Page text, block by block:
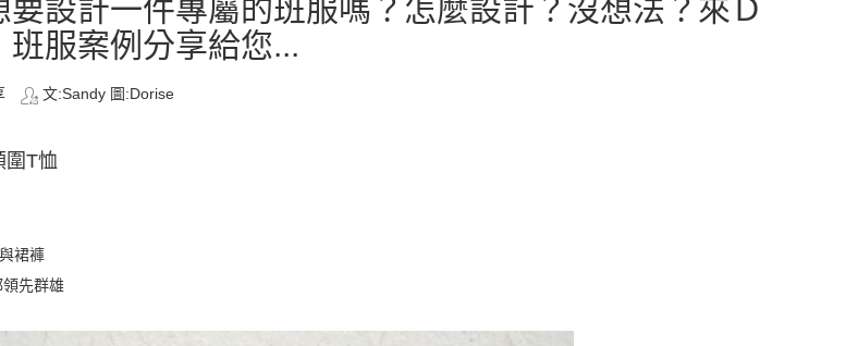
要設計一件專屬的班服嗎？怎麼設計？沒想法？來Ｄ
班服案例分享給您...
文:Sandy 圖:Dorise
圍T恤
裙褲
先群雄